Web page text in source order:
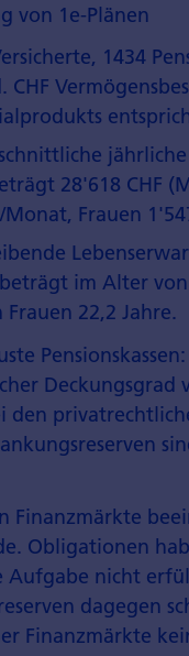
von 1e-Plänen
1434
CHF
28'618 CHF
Monat, Frauen
im Alter von
Frauen 22,2 Jahre.
Deckungsgrad
den
Finanzmärkte
Obligationen
Aufgabe nicht
dagegen
Finanzmärkte